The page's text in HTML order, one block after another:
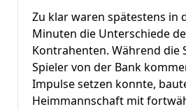
Zu klar waren spätestens in
Minuten die Unterschiede
Kontrahenten. Während die
Spieler von der Bank
Impulse setzen konnte,
Heimmannschaft mit